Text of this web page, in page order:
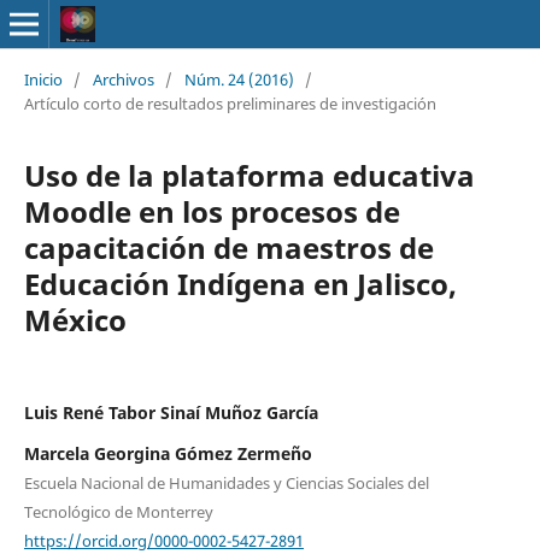
Inicio / Archivos / Núm. 24 (2016)
/
Artículo corto de resultados preliminares de investigación
Uso de la plataforma educativa
Moodle en los procesos de
capacitación de maestros de
Educación Indígena en Jalisco,
México
Luis René Tabor Sinaí Muñoz García
Marcela Georgina Gómez Zermeño
Escuela Nacional de Humanidades y Ciencias Sociales del
Tecnológico de Monterrey
https://orcid.org/0000-0002-5427-2891